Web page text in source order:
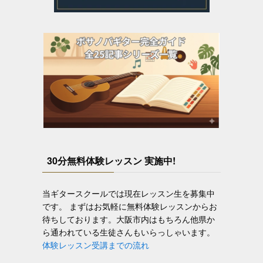
30分無料体験レッスン 実施中!
当ギタースクールでは現在レッスン生を募集中
です。 まずはお気軽に無料体験レッスンからお
待ちしております。大阪市内はもちろん他県か
ら通われている生徒さんもいらっしゃいます。
体験レッスン受講までの流れ